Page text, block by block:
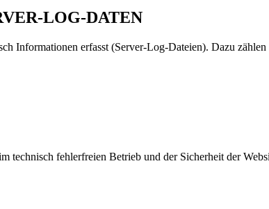
LOG-DATEN
Informationen erfasst (Server-Log-Dateien). Dazu
fehlerfreien Betrieb und der Sicherheit der